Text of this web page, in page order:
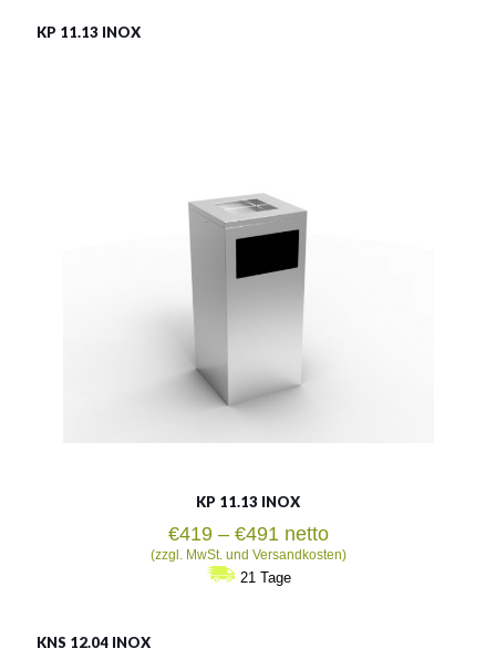
KP 11.13 INOX
55l oder 120l
Siehe mehr
KP 11.13 INOX
€419 – €491 Preisspanne:
€419
bis
netto
(zzgl. MwSt. und Versandkosten)
21 Tage
KNS 12.04 INOX